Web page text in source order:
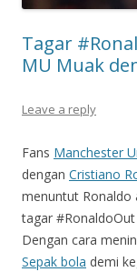
Tagar
MU Muak
Leave a reply
Fans Manchester
dengan Cristiano
menuntut Ronaldo
tagar
Dengan cara
Sepak bola demi